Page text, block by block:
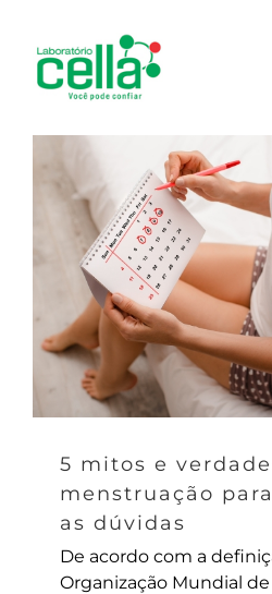
conteúdo
5 mitos e
menstruação
as dúvidas
De acordo com a
Organização Mundial de